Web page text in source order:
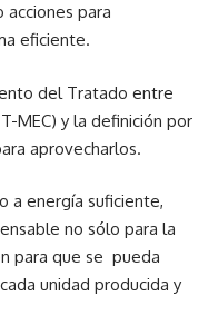
acciones para
eficiente.
del Tratado entre
MEC) y la definición por
aprovecharlos.
a energía suficiente,
no sólo para la
para que se pueda
unidad producida y